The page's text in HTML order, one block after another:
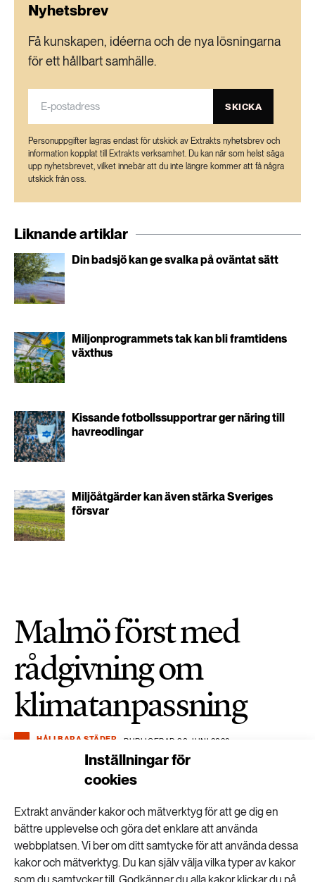
Inställningar för
cookies
Extrakt använder kakor och mätverktyg för att ge dig en
bättre upplevelse och göra det enklare att använda
webbplatsen. Vi ber om ditt samtycke för att använda dessa
kakor och mätverktyg. Du kan själv välja vilka typer av kakor
som du samtycker till. Godkänner du alla kakor klickar du på
Nyhetsbrev
Få kunskapen, idéerna och de nya lösningarna
för ett hållbart samhälle.
SKICKA
Personuppgifter lagras endast för utskick av Extrakts nyhetsbrev och
information kopplat till Extrakts verksamhet. Du kan när som helst säga
upp nyhetsbrevet, vilket innebär att du inte längre kommer att få några
utskick från oss.
Liknande artiklar
Din badsjö kan ge svalka på oväntat sätt
Miljonprogrammets tak kan bli framtidens
växthus
Kissande fotbollssupportrar ger näring till
havreodlingar
Miljöåtgärder kan även stärka Sveriges
försvar
Malmö först med
rådgivning om
klimatanpassning
HÅLLBARA STÄDER PUBLICERAD 30 JUNI 2026